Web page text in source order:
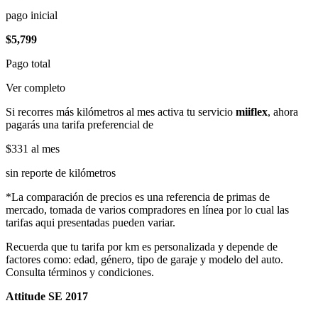
pago inicial
$5,799
Pago total
Ver completo
Si recorres más kilómetros al mes activa tu servicio miiflex, ahora
pagarás una tarifa preferencial de
$331 al mes
sin reporte de kilómetros
*La comparación de precios es una referencia de primas de
mercado, tomada de varios compradores en línea por lo cual las
tarifas aqui presentadas pueden variar.
Recuerda que tu tarifa por km es personalizada y depende de
factores como: edad, género, tipo de garaje y modelo del auto.
Consulta términos y condiciones.
Attitude SE 2017